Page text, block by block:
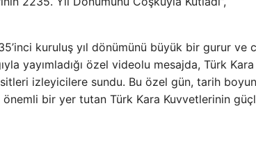
kuruluş yıl dönümünü büyük bir gurur ve
yayımladığı özel videolu mesajda, Türk
izleyicilere sundu. Bu özel gün, tarih
bir yer tutan Türk Kara Kuvvetlerinin